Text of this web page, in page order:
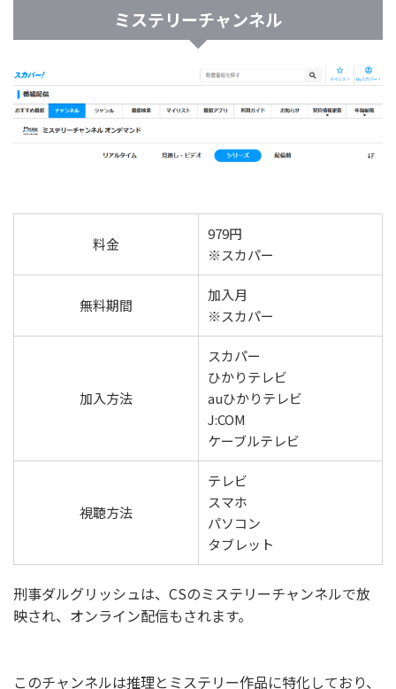
ミステリーチャンネル
料金
979円
※スカパー
無料期間
加入月
※スカパー
加入方法
スカパー
ひかりテレビ
auひかりテレビ
J:COM
ケーブルテレビ
視聴方法
テレビ
スマホ
パソコン
タブレット
刑事ダルグリッシュは、CSのミステリーチャンネルで放
映され、オンライン配信もされます。
このチャンネルは推理とミステリー作品に特化しており、